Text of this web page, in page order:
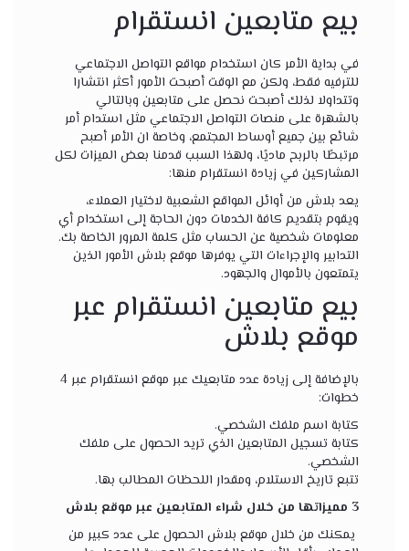
بيع متابعين انستقرام
في بداية الأمر كان استخدام مواقع التواصل الاجتماعي
للترفيه فقط، ولكن مع الوقت أصبحت الأمور أكثر انتشارا
وتتداولا لذلك أصبحت نحصل على متابعين وبالتالي
بالشهرة على منصات التواصل الاجتماعي مثل استدام أمر
شائع بين جميع أوساط المجتمع، وخاصة ان الأمر أصبح
مرتبطًا بالربح ماديًا، ولهذا السبب قدمنا ​​بعض الميزات لكل
المشاركين في زيادة انستقرام منها:
يعد بلاش من أوائل المواقع الشعبية لاختيار العملاء،
ويقوم بتقديم كافة الخدمات دون الحاجة إلى استخدام أي
معلومات شخصية عن الحساب مثل كلمة المرور الخاصة بك.
التدابير والإجراءات التي يوفرها موقع بلاش الأمور الذين
يتمتعون بالأموال والجهود.
بيع متابعين انستقرام عبر
موقع بلاش
بالإضافة إلى زيادة عدد متابعيك عبر موقع انستقرام عبر 4
خطوات:
كتابة اسم ملفك الشخصي.
كتابة تسجيل المتابعين الذي تريد الحصول على ملفك
الشخصي.
تتبع تاريخ الاستلام، ومقدار اللحظات المطالب بها.
3 مميزاتها من خلال شراء المتابعين عبر موقع بلاش
يمكنك من خلال موقع بلاش الحصول على عدد كبير من